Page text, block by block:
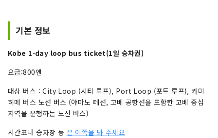
기본 정보
Kobe 1-day loop bus ticket(1일 승차권)
요금:800엔
대상 버스 : City Loop (시티 루프), Port Loop (포트 루프), 카미
히메 버스 노선 버스 (야마노 테선, 고베 공항선을 포함한 고베 중심
지역을 운행하는 노선 버스)
시간표나 승차장 등 은 이쪽을 봐 주세요